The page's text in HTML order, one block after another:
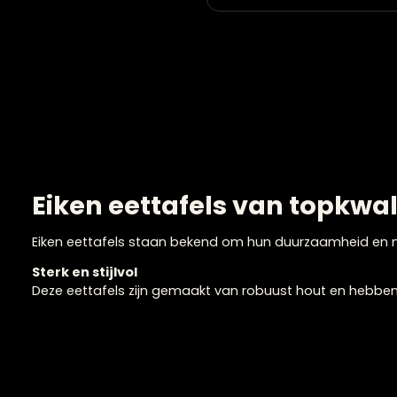
Eettafel Cannes
€1.813,00